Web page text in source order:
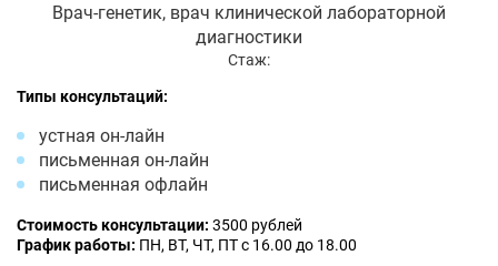
Врач-генетик, врач клинической лабораторной
диагностики
Стаж:
Типы консультаций:
устная он-лайн
письменная он-лайн
письменная офлайн
Стоимость консультации: 3500 рублей
График работы: ПН, ВТ, ЧТ, ПТ с 16.00 до 18.00